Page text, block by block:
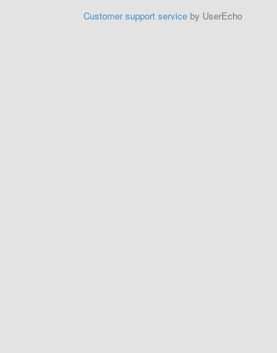
Customer support serviceby UserEcho